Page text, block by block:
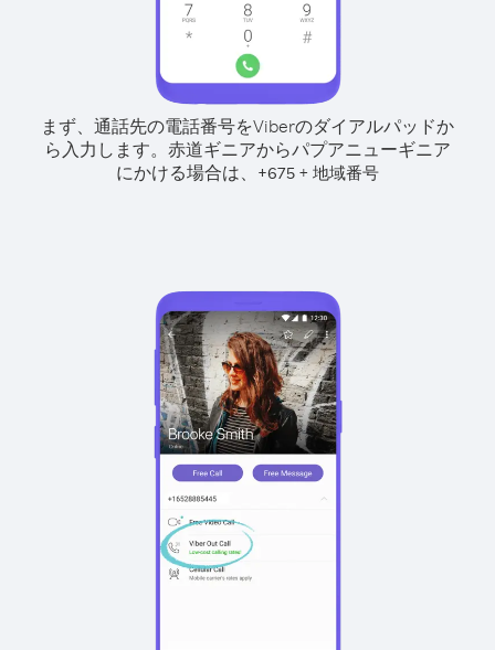
まず、通話先の電話番号をViberのダイアルパッドか
ら入力します。 赤道ギニアからパプアニューギニア
にかける場合は、 +675 + 地域番号